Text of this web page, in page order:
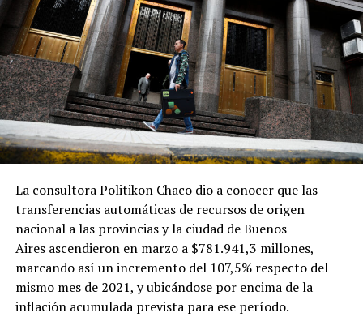
La consultora Politikon Chaco dio a conocer que las
transferencias automáticas de recursos de origen
nacional a las provincias y la ciudad de Buenos
Aires ascendieron en marzo a $781.941,3 millones,
marcando así un incremento del 107,5% respecto del
mismo mes de 2021, y ubicándose por encima de la
inflación acumulada prevista para ese período.